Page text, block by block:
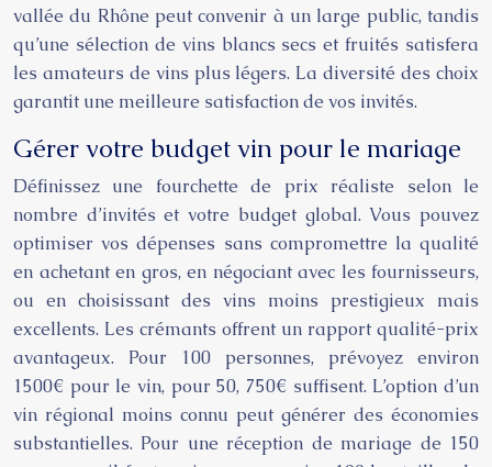
vallée du Rhône peut convenir à un large public, tandis
qu’une sélection de vins blancs secs et fruités satisfera
les amateurs de vins plus légers. La diversité des choix
garantit une meilleure satisfaction de vos invités.
Gérer votre budget vin pour le mariage
Définissez une fourchette de prix réaliste selon le
nombre d’invités et votre budget global. Vous pouvez
optimiser vos dépenses sans compromettre la qualité
en achetant en gros, en négociant avec les fournisseurs,
ou en choisissant des vins moins prestigieux mais
excellents. Les crémants offrent un rapport qualité-prix
avantageux. Pour 100 personnes, prévoyez environ
1500€ pour le vin, pour 50, 750€ suffisent. L’option d’un
vin régional moins connu peut générer des économies
substantielles. Pour une réception de mariage de 150